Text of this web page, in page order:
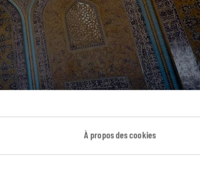
À propos des cookies